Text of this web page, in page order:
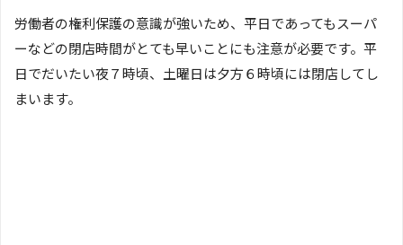
労働者の権利保護の意識が強いため、平日であってもスーパ
ーなどの閉店時間がとても早いことにも注意が必要です。平
日でだいたい夜７時頃、土曜日は夕方６時頃には閉店してし
まいます。